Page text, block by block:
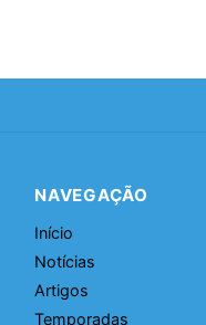
NAVEGAÇÃO
Início
Notícias
Artigos
Temporadas